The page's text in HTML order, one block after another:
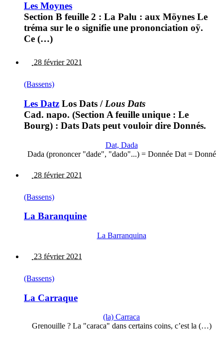
Les Moynes
Section B feuille 2 : La Palu : aux Möynes Le
tréma sur le o signifie une prononciation oÿ.
Ce (…)
28 février 2021
(Bassens)
Les Datz Los Dats / Lous Dats
Cad. napo. (Section A feuille unique : Le
Bourg) : Dats Dats peut vouloir dire Donnés.
Dat, Dada
Dada (prononcer "dade", "dado"...) = Donnée Dat = Donné
28 février 2021
(Bassens)
La Baranquine
La Barranquina
23 février 2021
(Bassens)
La Carraque
(la) Carraca
Grenouille ? La "caraca" dans certains coins, c’est la (…)